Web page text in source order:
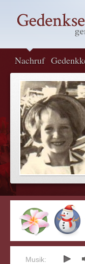
Nachruf
Musik: